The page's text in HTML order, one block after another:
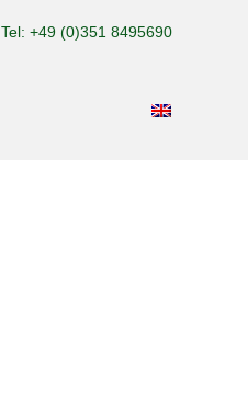
Tel: +49 (0)351 8495690